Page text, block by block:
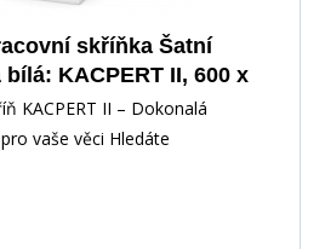
skříňka Šatní
KACPERT II, 600 x
x 500 mm
KACPERT II – Dokonalá
vaše věci Hledáte